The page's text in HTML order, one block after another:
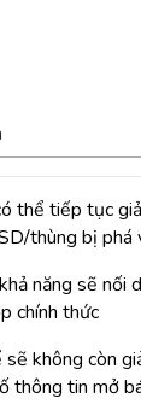
thể tiếp tục
thùng bị phá
năng sẽ nối
chính thức
sẽ không còn
thông tin mở